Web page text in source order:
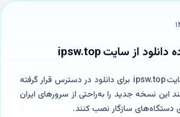
iOS 26.5.2 از وب‌سایت ipsw.top برای دانلود در دسترس قرار گرفته
این نسخه جدید را به‌راحتی از سرورهای ایران
دستگاه‌های سازگار نصب کنند.